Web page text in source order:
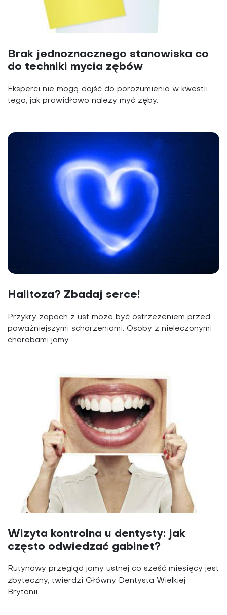
Brak jednoznacznego stanowiska co
do techniki mycia zębów
Eksperci nie mogą dojść do porozumienia w kwestii
tego, jak prawidłowo należy myć zęby.
Halitoza? Zbadaj serce!
Przykry zapach z ust może być ostrzeżeniem przed
poważniejszymi schorzeniami. Osoby z nieleczonymi
chorobami jamy...
Wizyta kontrolna u dentysty: jak
często odwiedzać gabinet?
Rutynowy przegląd jamy ustnej co sześć miesięcy jest
zbyteczny, twierdzi Główny Dentysta Wielkiej
Brytanii....